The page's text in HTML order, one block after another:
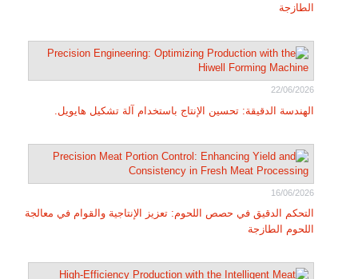
الطازجة
22/06/2026
الهندسة الدقيقة: تحسين الإنتاج باستخدام آلة تشكيل هايويل.
16/06/2026
التحكم الدقيق في حصص اللحوم: تعزيز الإنتاجية والقوام في معالجة
اللحوم الطازجة